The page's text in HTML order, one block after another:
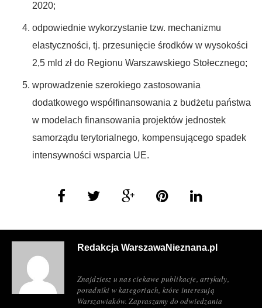
2020;
odpowiednie wykorzystanie tzw. mechanizmu
elastyczności, tj. przesunięcie środków w wysokości
2,5 mld zł do Regionu Warszawskiego Stołecznego;
wprowadzenie szerokiego zastosowania
dodatkowego współfinansowania z budżetu państwa
w modelach finansowania projektów jednostek
samorządu terytorialnego, kompensującego spadek
intensywności wsparcia UE.
Redakcja WarszawaNieznana.pl
Znajdziesz u nas ciekawe publikacje, artykuły,
poradniki w kategoriach, które interesują
Warszawiaków. Zapraszamy do odwiedzania